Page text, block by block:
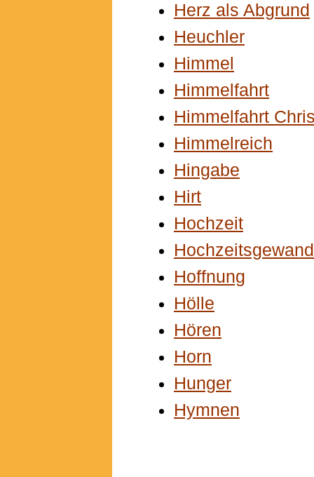
Herz als Abgrund
Heuchler
Himmel
Himmelfahrt
Himmelfahrt
Himmelreich
Hingabe
Hirt
Hochzeit
Hochzeitsgewand
Hoffnung
Hölle
Hören
Horn
Hunger
Hymnen